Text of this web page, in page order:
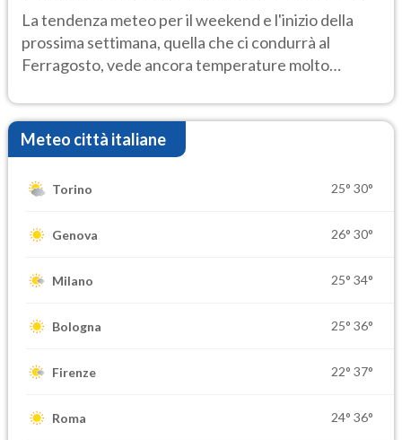
Ecco dove
La tendenza meteo per il weekend e l'inizio della
prossima settimana, quella che ci condurrà al
Ferragosto, vede ancora temperature molto
Meteo città italiane
Torino 25° 30°
Genova 26° 30°
Milano 25° 34°
Bologna 25° 36°
Firenze 22° 37°
Roma 24° 36°